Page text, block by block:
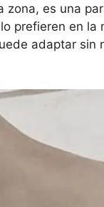
es una
prefieren en
adaptar sin